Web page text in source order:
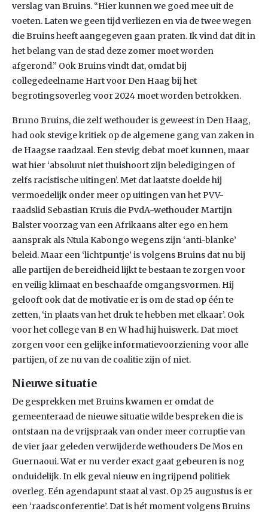
verslag van Bruins. “Hier kunnen we goed mee uit de
voeten. Laten we geen tijd verliezen en via de twee wegen
die Bruins heeft aangegeven gaan praten. Ik vind dat dit in
het belang van de stad deze zomer moet worden
afgerond.” Ook Bruins vindt dat, omdat bij
collegedeelname Hart voor Den Haag bij het
begrotingsoverleg voor 2024 moet worden betrokken.
Bruno Bruins, die zelf wethouder is geweest in Den Haag,
had ook stevige kritiek op de algemene gang van zaken in
de Haagse raadzaal. Een stevig debat moet kunnen, maar
wat hier ‘absoluut niet thuishoort zijn beledigingen of
zelfs racistische uitingen’. Met dat laatste doelde hij
vermoedelijk onder meer op uitingen van het PVV-
raadslid Sebastian Kruis die PvdA-wethouder Martijn
Balster voorzag van een Afrikaans alter ego en hem
aansprak als Ntula Kabongo wegens zijn ‘anti-blanke’
beleid. Maar een ‘lichtpuntje’ is volgens Bruins dat nu bij
alle partijen de bereidheid lijkt te bestaan te zorgen voor
en veilig klimaat en beschaafde omgangsvormen. Hij
gelooft ook dat de motivatie er is om de stad op één te
zetten, ‘in plaats van het druk te hebben met elkaar’. Ook
voor het college van B en W had hij huiswerk. Dat moet
zorgen voor een gelijke informatievoorziening voor alle
partijen, of ze nu van de coalitie zijn of niet.
Nieuwe situatie
De gesprekken met Bruins kwamen er omdat de
gemeenteraad de nieuwe situatie wilde bespreken die is
ontstaan na de vrijspraak van onder meer corruptie van
de vier jaar geleden verwijderde wethouders De Mos en
Guernaoui. Wat er nu verder exact gaat gebeuren is nog
onduidelijk. In elk geval nieuw en ingrijpend politiek
overleg. Eén agendapunt staat al vast. Op 25 augustus is er
een ‘raadsconferentie’. Dat is hét moment volgens Bruins